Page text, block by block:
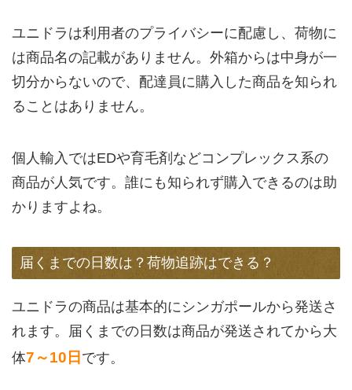
ユニドラは利用者のプライバシーに配慮し、荷物に
は商品名の記載がありません。外箱からは中身が一
切分からないので、配達員に購入した商品を知られ
ることはありません。
個人輸入ではEDや育毛剤などコンプレックス系の
商品が人気です。誰にも知られず購入できるのは助
かりますよね。
届くまでの日数は？荷物追跡はできる？
ユニドラの商品は基本的にシンガポールから発送さ
れます。届くまでの日数は商品が発送されてから大
体7～10日 です。